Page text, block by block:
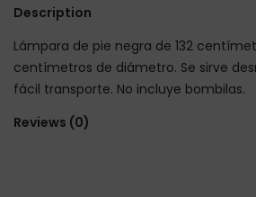
Description
Lámpara de pie negra de 132
centímetros de diámetro. Se sirve
fácil transporte. No incluye bombilas.
Reviews (0)